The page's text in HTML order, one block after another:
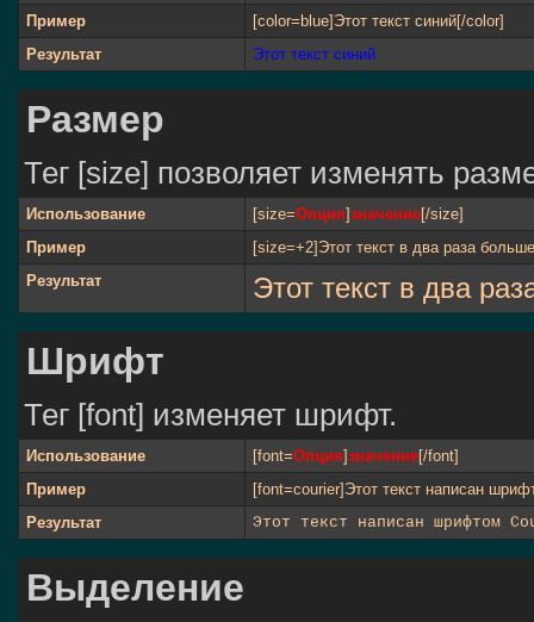
Пример
[color=blue]Этот текст синий[/color]
Результат
Этот текст синий
Размер
Тег [size] позволяет изменять
Использование [size=Опция]значение[/size]
Пример
[size=+2]Этот текст в два раза
Результат
Этот текст в два
Шрифт
Тег [font] изменяет шрифт.
Использование [font=Опция]значение[/font]
Пример
[font=courier]Этот текст написан
Результат
Этот текст написан шрифтом
Выделение